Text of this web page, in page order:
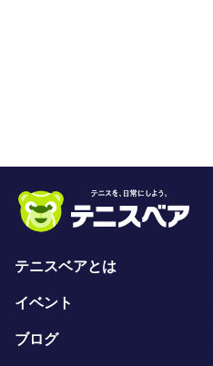
テニスベアとは
イベント
ブログ